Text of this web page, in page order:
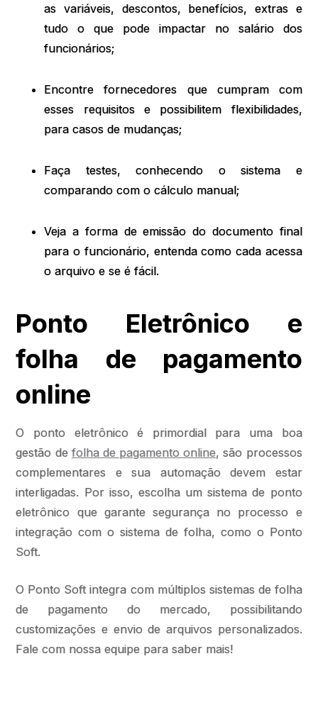
as variáveis, descontos, benefícios, extras e
tudo o que pode impactar no salário dos
funcionários;
Encontre fornecedores que cumpram com
esses requisitos e possibilitem flexibilidades,
para casos de mudanças;
Faça testes, conhecendo o sistema e
comparando com o cálculo manual;
Veja a forma de emissão do documento final
para o funcionário, entenda como cada acessa
o arquivo e se é fácil.
Ponto Eletrônico e
folha de pagamento
online
O ponto eletrônico é primordial para uma boa
gestão de folha de pagamento online, são processos
complementares e sua automação devem estar
interligadas. Por isso, escolha um sistema de ponto
eletrônico que garante segurança no processo e
integração com o sistema de folha, como o Ponto
Soft.
O Ponto Soft integra com múltiplos sistemas de folha
de pagamento do mercado, possibilitando
customizações e envio de arquivos personalizados.
Fale com nossa equipe para saber mais!